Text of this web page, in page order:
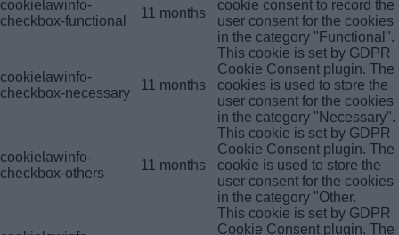
cookielawinfo-
checkbox-functional
11 months
cookie consent to record the
user consent for the cookies
in the category "Functional".
cookielawinfo-
checkbox-necessary
11 months
This cookie is set by GDPR
Cookie Consent plugin. The
cookies is used to store the
user consent for the cookies
in the category "Necessary".
cookielawinfo-
checkbox-others
11 months
This cookie is set by GDPR
Cookie Consent plugin. The
cookie is used to store the
user consent for the cookies
in the category "Other.
This cookie is set by GDPR
Cookie Consent plugin. The